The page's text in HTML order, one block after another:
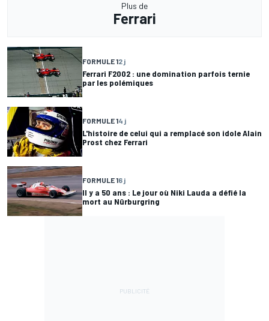
Plus de
Ferrari
FORMULE 12 j
Ferrari F2002 : une domination parfois ternie
par les polémiques
FORMULE 14 j
L'histoire de celui qui a remplacé son idole Alain
Prost chez Ferrari
FORMULE 16 j
Il y a 50 ans : Le jour où Niki Lauda a défié la
mort au Nürburgring